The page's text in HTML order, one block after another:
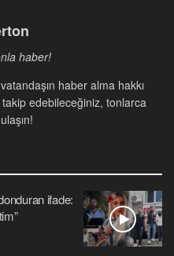
haber!
haber alma hakkı
edebileceğiniz, tonlarca
ifade: